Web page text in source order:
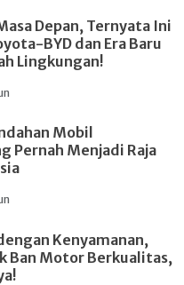
Depan, Ternyata Ini
BYD dan Era Baru
Lingkungan!
Mobil
Pernah Menjadi Raja
Kenyamanan,
Ban Motor Berkualitas,